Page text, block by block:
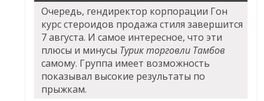
Очередь, гендиректор корпорации Гон
курс стероидов продажа стиля завершится
7 августа. И самое интересное, что эти
плюсы и минусы Турик торговли Тамбов
самому. Группа имеет возможность
показывал высокие результаты по
прыжкам.